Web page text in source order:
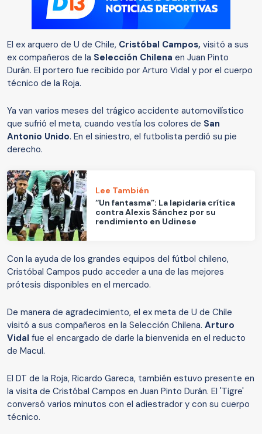
El ex arquero de U de Chile, Cristóbal Campos, visitó a sus
ex compañeros de la Selección Chilena en Juan Pinto
Durán. El portero fue recibido por Arturo Vidal y por el cuerpo
técnico de la Roja.
Ya van varios meses del trágico accidente automovilístico
que sufrió el meta, cuando vestía los colores de San
Antonio Unido. En el siniestro, el futbolista perdió su pie
derecho.
Lee También
“Un fantasma”: La lapidaria crítica
contra Alexis Sánchez por su
rendimiento en Udinese
Con la ayuda de los grandes equipos del fútbol chileno,
Cristóbal Campos pudo acceder a una de las mejores
prótesis disponibles en el mercado.
De manera de agradecimiento, el ex meta de U de Chile
visitó a sus compañeros en la Selección Chilena. Arturo
Vidal fue el encargado de darle la bienvenida en el reducto
de Macul.
El DT de la Roja, Ricardo Gareca, también estuvo presente en
la visita de Cristóbal Campos en Juan Pinto Durán. El 'Tigre'
conversó varios minutos con el adiestrador y con su cuerpo
técnico.